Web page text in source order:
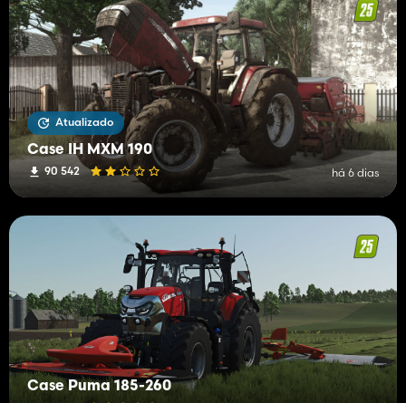
Atualizado
Case IH MXM 190
90 542 há 6 dias
Case Puma 185-260